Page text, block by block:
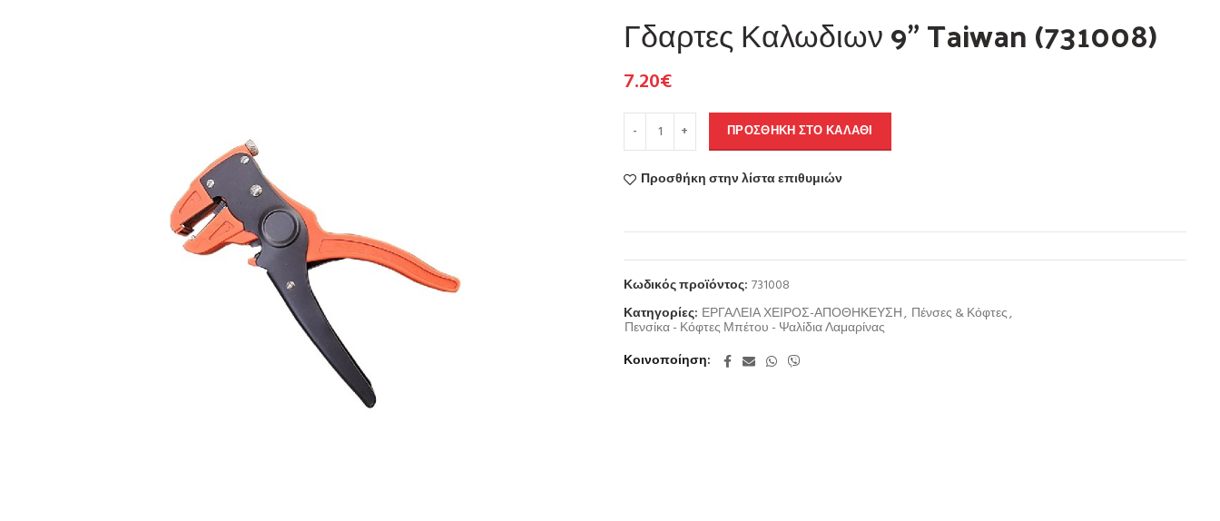
Γδαρτες Καλωδιων 9” Taiwan (731008)
7.20€
ΠΡΟΣΘΉΚΗ ΣΤΟ ΚΑΛΆΘΙ
Προσθήκη στην λίστα επιθυμιών
Κωδικός προϊόντος: 731008
Κατηγορίες: ΕΡΓΑΛΕΙΑ ΧΕΙΡΟΣ-ΑΠΟΘΗΚΕΥΣΗ, Πένσες & Κόφτες,
Πενσίκα - Κόφτες Μπέτου - Ψαλίδια Λαμαρίνας
Κοινοποίηση